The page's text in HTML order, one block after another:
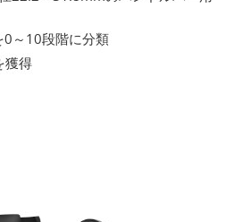
0～10段階に分類
獲得